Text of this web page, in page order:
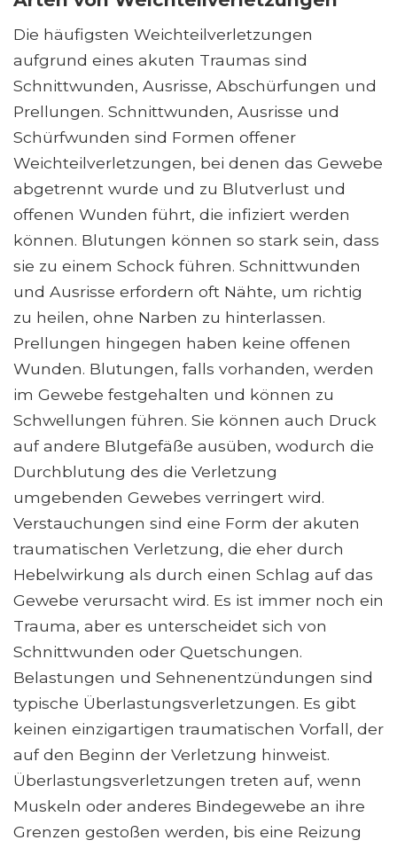
Die häufigsten Weichteilverletzungen
aufgrund eines akuten Traumas sind
Schnittwunden, Ausrisse, Abschürfungen und
Prellungen. Schnittwunden, Ausrisse und
Schürfwunden sind Formen offener
Weichteilverletzungen, bei denen das Gewebe
abgetrennt wurde und zu Blutverlust und
offenen Wunden führt, die infiziert werden
können. Blutungen können so stark sein, dass
sie zu einem Schock führen. Schnittwunden
und Ausrisse erfordern oft Nähte, um richtig
zu heilen, ohne Narben zu hinterlassen.
Prellungen hingegen haben keine offenen
Wunden. Blutungen, falls vorhanden, werden
im Gewebe festgehalten und können zu
Schwellungen führen. Sie können auch Druck
auf andere Blutgefäße ausüben, wodurch die
Durchblutung des die Verletzung
umgebenden Gewebes verringert wird.
Verstauchungen sind eine Form der akuten
traumatischen Verletzung, die eher durch
Hebelwirkung als durch einen Schlag auf das
Gewebe verursacht wird. Es ist immer noch ein
Trauma, aber es unterscheidet sich von
Schnittwunden oder Quetschungen.
Belastungen und Sehnenentzündungen sind
typische Überlastungsverletzungen. Es gibt
keinen einzigartigen traumatischen Vorfall, der
auf den Beginn der Verletzung hinweist.
Überlastungsverletzungen treten auf, wenn
Muskeln oder anderes Bindegewebe an ihre
Grenzen gestoßen werden, bis eine Reizung